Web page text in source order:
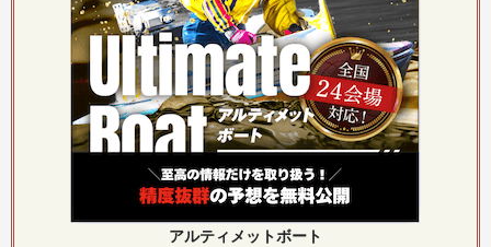
アルティメットボート